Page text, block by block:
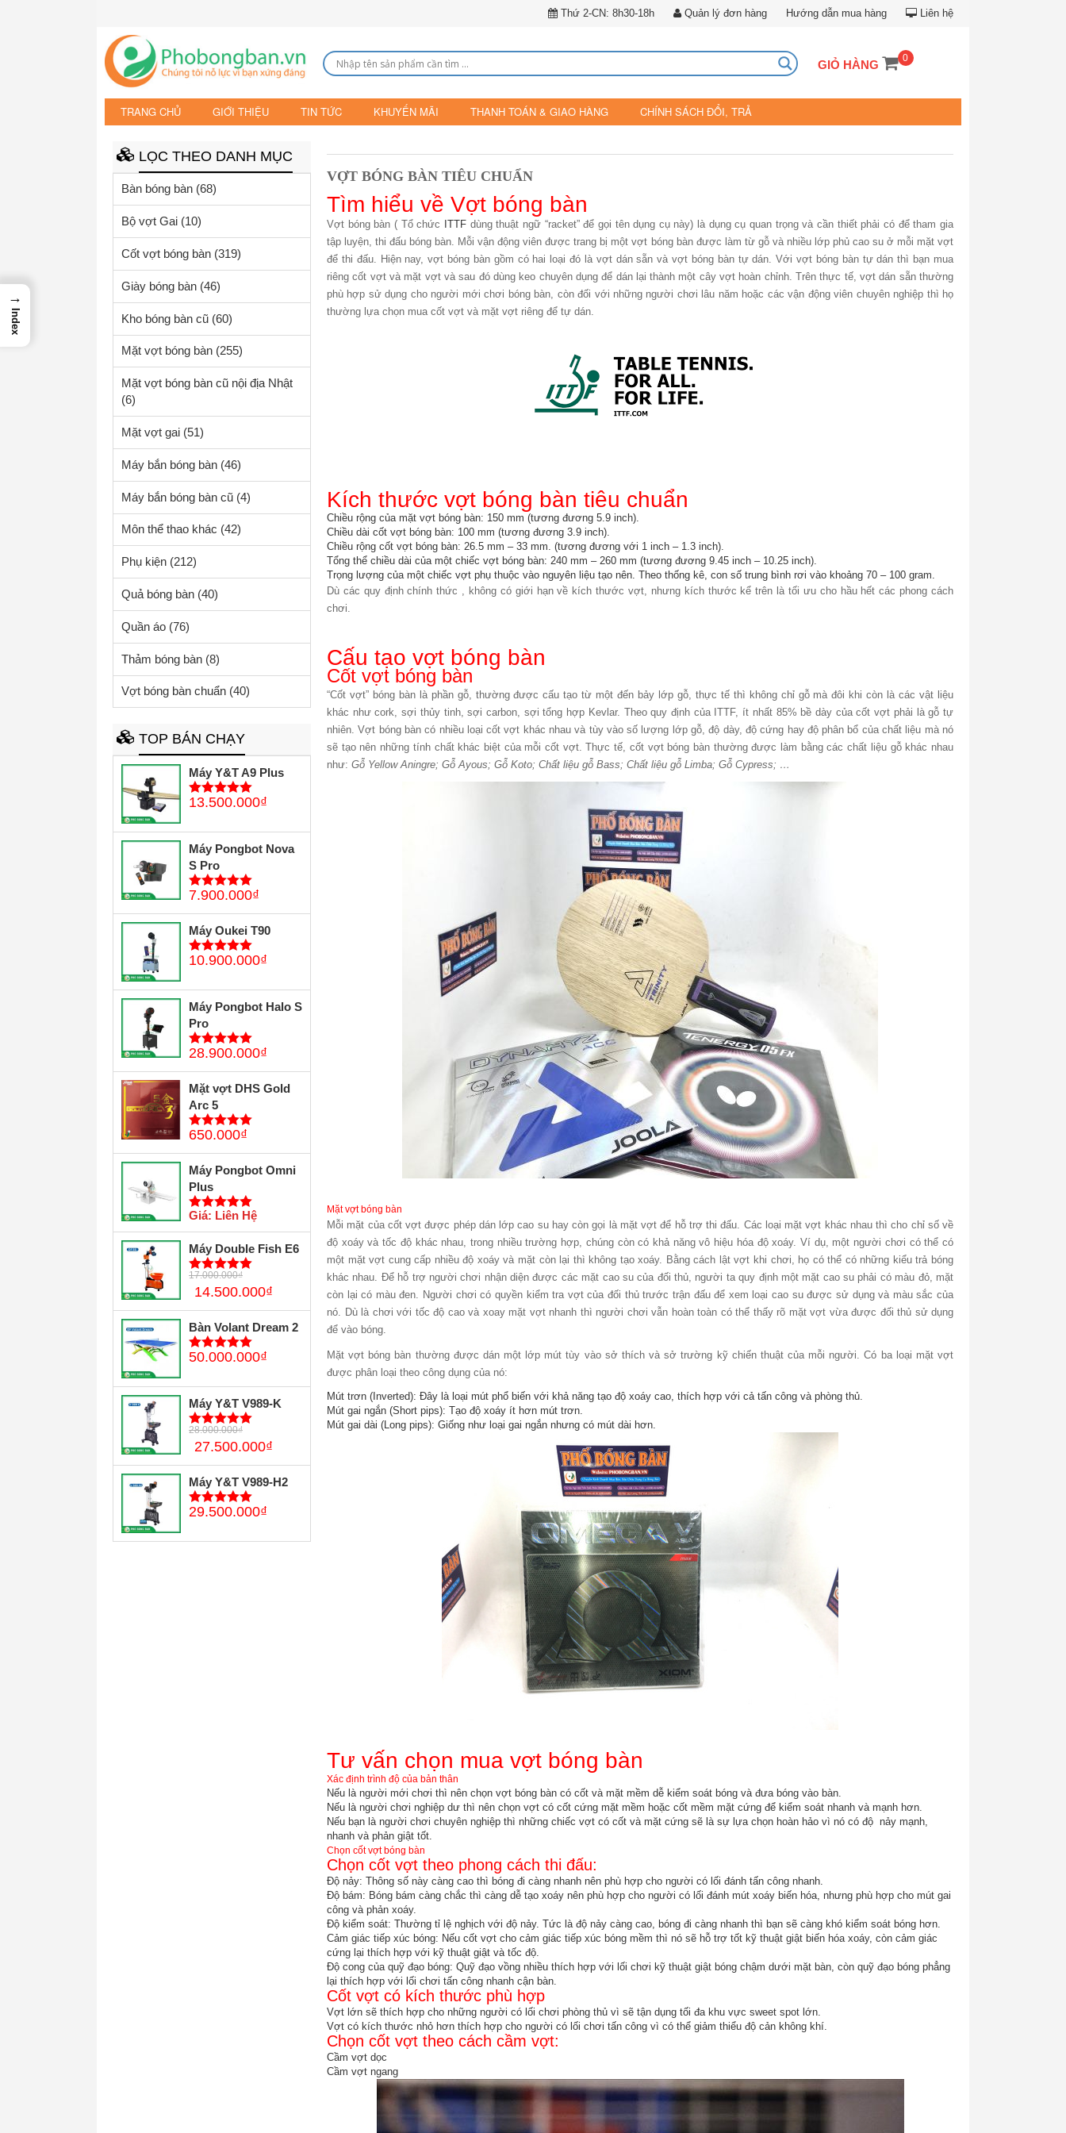
Thứ 2-CN: 8h30-18h Quản lý đơn hàng Hướng dẫn mua hàng Liên hệ
GIỎ HÀNG 0
TRANG CHỦ GIỚI THIỆU TIN TỨC KHUYẾN MÃI THANH TOÁN & GIAO HÀNG CHÍNH SÁCH ĐỔI, TRẢ
LỌC THEO DANH MỤC
Bàn bóng bàn (68)
Bộ vợt Gai (10)
Cốt vợt bóng bàn (319)
Giày bóng bàn (46)
Kho bóng bàn cũ (60)
Mặt vợt bóng bàn (255)
Mặt vợt bóng bàn cũ nội địa Nhật
(6)
Mặt vợt gai (51)
Máy bắn bóng bàn (46)
Máy bắn bóng bàn cũ (4)
Môn thể thao khác (42)
Phụ kiện (212)
Quả bóng bàn (40)
Quần áo (76)
Thảm bóng bàn (8)
Vợt bóng bàn chuẩn (40)
TOP BÁN CHẠY
Máy Y&T A9 Plus
5trên 5
13.500.000₫
Máy Pongbot Nova
S Pro
5 trên 5
7.900.000₫
Máy Oukei T90
5trên 5
10.900.000₫
Máy Pongbot Halo S
Pro
5trên 5
28.900.000₫
Mặt vợt DHS Gold
Arc 5
5trên 5
650.000₫
Máy Pongbot Omni
Plus
5trên 5
Giá: Liên Hệ
Máy Double Fish E6
5 trên 5
17.000.000₫
14.500.000₫
Bàn Volant Dream 2
5trên 5
50.000.000₫
Máy Y&T V989-K
5trên 5
28.000.000₫
27.500.000₫
Máy Y&T V989-H2
5trên 5
29.500.000₫
VỢT BÓNG BÀN TIÊU CHUẨN
Tìm hiểu về Vợt bóng bàn
Vợt bóng bàn ( Tổ chức ITTFdùng thuật ngữ “racket” để gọi tên dụng cụ này) là dụng cụ quan trọng và cần thiết phải có để tham gia
tập luyện, thi đấu bóng bàn. Mỗi vận động viên được trang bị một vợt bóng bàn được làm từ gỗ và nhiều lớp phủ cao su ở mỗi mặt vợt
để thi đấu. Hiện nay, vợt bóng bàn gồm có hai loại đó là vợt dán sẵn và vợt bóng bàn tự dán. Với vợt bóng bàn tự dán thì bạn mua
riêng cốt vợt và mặt vợt và sau đó dùng keo chuyên dụng để dán lại thành một cây vợt hoàn chỉnh. Trên thực tế, vợt dán sẵn thường
phù hợp sử dụng cho người mới chơi bóng bàn, còn đối với những người chơi lâu năm hoặc các vận động viên chuyên nghiệp thì họ
thường lựa chọn mua cốt vợt và mặt vợt riêng để tự dán.
Kích thước vợt bóng bàn tiêu chuẩn
Chiều rộng của mặt vợt bóng bàn: 150 mm (tương đương 5.9 inch).
Chiều dài cốt vợt bóng bàn: 100 mm (tương đương 3.9 inch).
Chiều rộng cốt vợt bóng bàn: 26.5 mm – 33 mm. (tương đương với 1 inch – 1.3 inch).
Tổng thể chiều dài của một chiếc vợt bóng bàn: 240 mm – 260 mm (tương đương 9.45 inch – 10.25 inch).
Trọng lượng của một chiếc vợt phụ thuộc vào nguyên liệu tạo nên. Theo thống kê, con số trung bình rơi vào khoảng 70 – 100 gram.
Dù các quy định chính thức , không có giới hạn về kích thước vợt, nhưng kích thước kể trên là tối ưu cho hầu hết các phong cách
chơi.
Cấu tạo vợt bóng bàn
Cốt vợt bóng bàn
“Cốt vợt” bóng bàn là phần gỗ, thường được cấu tạo từ một đến bảy lớp gỗ, thực tế thì không chỉ gỗ mà đôi khi còn là các vật liệu
khác như cork, sợi thủy tinh, sợi carbon, sợi tổng hợp Kevlar. Theo quy định của ITTF, ít nhất 85% bề dày của cốt vợt phải là gỗ tự
nhiên. Vợt bóng bàn có nhiều loại cốt vợt khác nhau và tùy vào số lượng lớp gỗ, độ dày, độ cứng hay độ phân bổ của chất liệu mà nó
sẽ tạo nên những tính chất khác biệt của mỗi cốt vợt. Thực tế, cốt vợt bóng bàn thường được làm bằng các chất liệu gỗ khác nhau
như: Gỗ Yellow Aningre; Gỗ Ayous; Gỗ Koto; Chất liệu gỗ Bass; Chất liệu gỗ Limba; Gỗ Cypress; …
Mặt vợt bóng bàn
Mỗi mặt của cốt vợt được phép dán lớp cao su hay còn gọi là mặt vợt để hỗ trợ thi đấu. Các loại mặt vợt khác nhau thì cho chỉ số về
độ xoáy và tốc độ khác nhau, trong nhiều trường hợp, chúng còn có khả năng vô hiệu hóa độ xoáy. Ví dụ, một người chơi có thể có
một mặt vợt cung cấp nhiều độ xoáy và mặt còn lại thì không tạo xoáy. Bằng cách lật vợt khi chơi, họ có thể có những kiểu trả bóng
khác nhau. Để hỗ trợ người chơi nhận diện được các mặt cao su của đối thủ, người ta quy định một mặt cao su phải có màu đỏ, mặt
còn lại có màu đen. Người chơi có quyền kiểm tra vợt của đối thủ trước trận đấu để xem loại cao su được sử dụng và màu sắc của
nó. Dù là chơi với tốc độ cao và xoay mặt vợt nhanh thì người chơi vẫn hoàn toàn có thể thấy rõ mặt vợt vừa được đối thủ sử dụng
để vào bóng.
Mặt vợt bóng bàn thường được dán một lớp mút tùy vào sở thích và sở trường kỹ chiến thuật của mỗi người. Có ba loại mặt vợt
được phân loại theo công dụng của nó:
Mút trơn (Inverted): Đây là loại mút phổ biến với khả năng tạo độ xoáy cao, thích hợp với cả tấn công và phòng thủ.
Mút gai ngắn (Short pips): Tạo độ xoáy ít hơn mút trơn.
Mút gai dài (Long pips): Giống như loại gai ngắn nhưng có mút dài hơn.
Tư vấn chọn mua vợt bóng bàn
Xác định trình độ của bản thân
Nếu là người mới chơi thì nên chọn vợt bóng bàn có cốt và mặt mềm dễ kiểm soát bóng và đưa bóng vào bàn.
Nếu là người chơi nghiệp dư thì nên chọn vợt có cốt cứng mặt mềm hoặc cốt mềm mặt cứng để kiểm soát nhanh và mạnh hơn.
Nếu bạn là người chơi chuyên nghiệp thì những chiếc vợt có cốt và mặt cứng sẽ là sự lựa chọn hoàn hảo vì nó có độ nảy mạnh,
nhanh và phản giật tốt.
Chọn cốt vợt bóng bàn
Chọn cốt vợt theo phong cách thi đấu:
Độ nảy: Thông số này càng cao thì bóng đi càng nhanh nên phù hợp cho người có lối đánh tấn công nhanh.
Độ bám: Bóng bám càng chắc thì càng dễ tạo xoáy nên phù hợp cho người có lối đánh mút xoáy biến hóa, nhưng phù hợp cho mút gai
công và phản xoáy.
Độ kiểm soát: Thường tỉ lệ nghịch với độ nảy. Tức là độ nảy càng cao, bóng đi càng nhanh thì bạn sẽ càng khó kiểm soát bóng hơn.
Cảm giác tiếp xúc bóng: Nếu cốt vợt cho cảm giác tiếp xúc bóng mềm thì nó sẽ hỗ trợ tốt kỹ thuật giật biến hóa xoáy, còn cảm giác
cứng lại thích hợp với kỹ thuật giật và tốc độ.
Độ cong của quỹ đạo bóng: Quỹ đạo vồng nhiều thích hợp với lối chơi kỹ thuật giật bóng chậm dưới mặt bàn, còn quỹ đạo bóng phẳng
lại thích hợp với lối chơi tấn công nhanh cận bàn.
Cốt vợt có kích thước phù hợp
Vợt lớn sẽ thích hợp cho những người có lối chơi phòng thủ vì sẽ tận dụng tối đa khu vực sweet spot lớn.
Vợt có kích thước nhỏ hơn thích hợp cho người có lối chơi tấn công vì có thể giảm thiểu độ cản không khí.
Chọn cốt vợt theo cách cầm vợt:
Cầm vợt dọc
Cầm vợt ngang
→
Index